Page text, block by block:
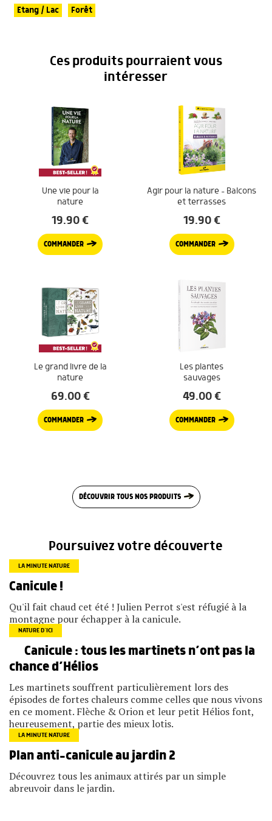
Etang / Lac Forêt
Ces produits pourraient vous
intéresser
Une vie pour la
nature
19.90€
COMMANDER
Agir pour la nature – Balcons
et terrasses
19.90€
COMMANDER
Le grand livre de la
nature
69.00€
COMMANDER
Les plantes
sauvages
49.00€
COMMANDER
DÉCOUVRIR TOUS NOS PRODUITS
Poursuivez votre découverte
LA MINUTE NATURE
Canicule !
Qu'il fait chaud cet été ! Julien Perrot s'est réfugié à la
montagne pour échapper à la canicule.
NATURE D’ICI
Canicule : tous les martinets n’ont pas la
chance d’Hélios
Les martinets souffrent particulièrement lors des
épisodes de fortes chaleurs comme celles que nous vivons
en ce moment. Flèche & Orion et leur petit Hélios font,
heureusement, partie des mieux lotis.
LA MINUTE NATURE
Plan anti-canicule au jardin 2
Découvrez tous les animaux attirés par un simple
abreuvoir dans le jardin.